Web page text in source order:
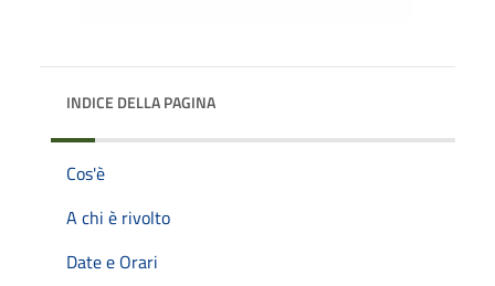
INDICE DELLA PAGINA
Cos'è
A chi è rivolto
Date e Orari